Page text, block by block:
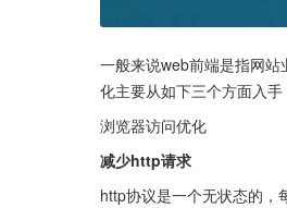
一般来说web前端是指网
化主要从如下三个方面入手
浏览器访问优化
减少http请求
http协议是一个无状态的，